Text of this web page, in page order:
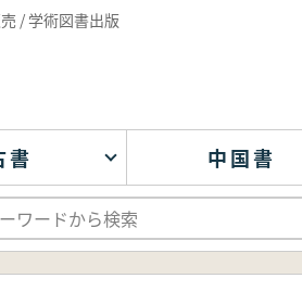
/ 学術図書出版
書 中国書